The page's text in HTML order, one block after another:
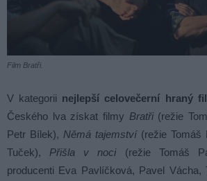
Film Bratři.
V kategorii nejlepší celovečerní hraný
Českého lva získat filmy Bratři(režie
Petr Bílek), Němá tajemství(režie Tomáš
Tuček), Přišla v noci(režie Tomáš
producenti Eva Pavlíčková, Pavel Vácha,